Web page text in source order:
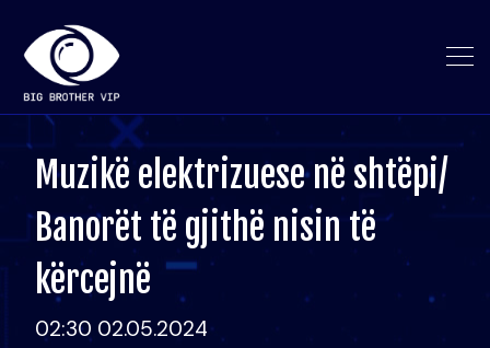
Muzikë elektrizuese në shtëpi/
Banorët të gjithë nisin të
kërcejnë
02:30 02.05.2024